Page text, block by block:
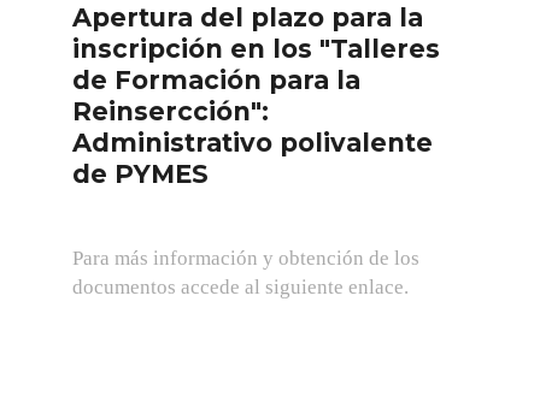
Apertura del plazo para la
inscripción en los "Talleres
de Formación para la
Reinsercción":
Administrativo polivalente
de PYMES
Para más información y obtención de los
documentos accede al siguiente enlace.